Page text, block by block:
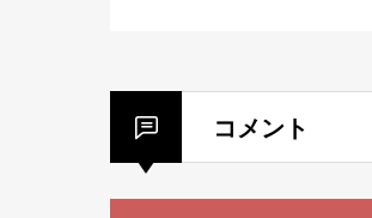
コメント